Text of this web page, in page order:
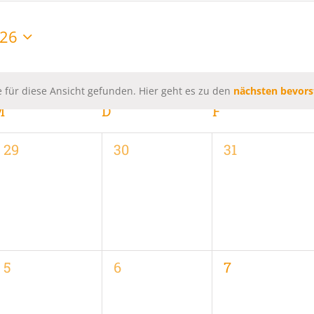
Hinweis
für diese Ansicht gefunden. Hier geht es zu den nächsten
D F
0
29
0
30
0
31
0
5
0
6
0
7